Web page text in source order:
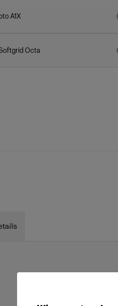
A1X
Octa